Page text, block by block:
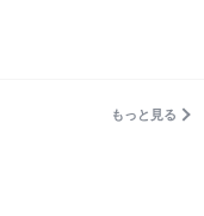
もっと見る